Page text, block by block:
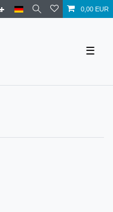
0,00 EUR
☰